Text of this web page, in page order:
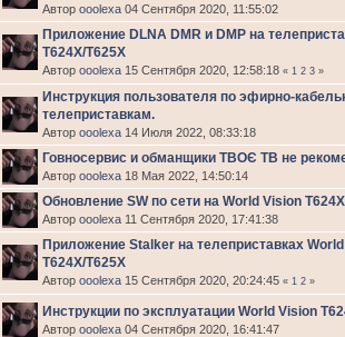
Автор ooolexa 04 Сентября 2020, 11:55:02
Приложение DLNA DMR и DMP на
T624X/T625X
Автор ooolexa 15 Сентября 2020, 12:58:18 « 1 2 3 »
Инструкция пользователя по эфирно-
телеприставкам.
Автор ooolexa 14 Июля 2022, 08:33:18
Говносервис и обманщики ТВОЄ ТВ не
Автор ooolexa 18 Мая 2022, 14:50:14
Обновление SW по сети на World Vision
Автор ooolexa 11 Сентября 2020, 17:41:38
Приложение Stalker на телеприставках
T624X/T625X
Автор ooolexa 15 Сентября 2020, 20:24:45 « 1 2 »
Инструкции по эксплуатации World Vision
Автор ooolexa 04 Сентября 2020, 16:41:47